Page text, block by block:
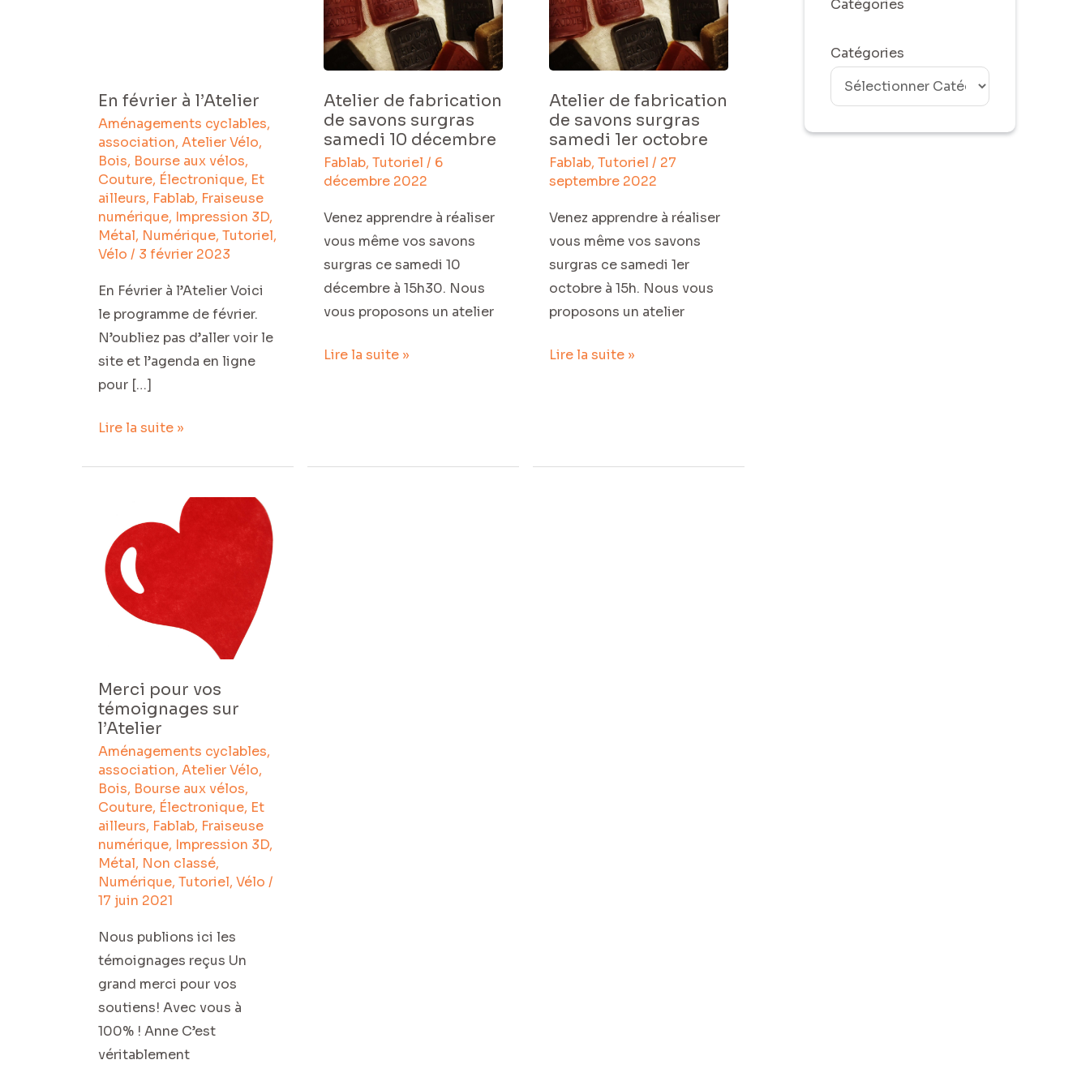
En février à l’Atelier
Aménagements cyclables,
association, Atelier Vélo,
Bois, Bourse aux vélos,
Couture, Électronique, Et
ailleurs, Fablab, Fraiseuse
numérique, Impression 3D,
Métal, Numérique, Tutoriel,
Vélo / 3 février 2023
En Février à l’Atelier Voici
le programme de février.
N’oubliez pas d’aller voir le
site et l’agenda en ligne
pour […]
Lire la suite »
Atelier de fabrication
de savons surgras
samedi 10 décembre
Fablab,Tutoriel / 6
décembre 2022
Venez apprendre à réaliser
vous même vos savons
surgras ce samedi 10
décembre à 15h30. Nous
vous proposons un atelier
savons
surgras
samedi
décembre
Lire la suite »
Atelier de fabrication
de savons surgras
samedi 1er octobre
Fablab,Tutoriel / 27
septembre 2022
Venez apprendre à réaliser
vous même vos savons
surgras ce samedi 1er
octobre à 15h. Nous vous
proposons un atelier
savons
surgras
samedi
octobre
Lire la suite »
Merci pour vos
témoignages sur
l’Atelier
Aménagements cyclables,
association, Atelier Vélo,
Bois, Bourse aux vélos,
Couture, Électronique, Et
ailleurs, Fablab, Fraiseuse
numérique, Impression 3D,
Métal, Non classé,
Numérique, Tutoriel, Vélo /
17 juin 2021
Nous publions ici les
témoignages reçus Un
grand merci pour vos
soutiens! Avec vous à
100% ! Anne C’est
véritablement
pour
vos
témoignages
sur
l’Atelier
Catégories
Catégories